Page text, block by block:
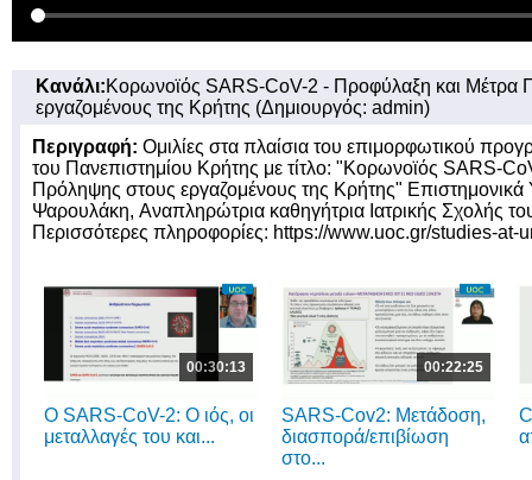
Κανάλι:Κορωνοϊός SARS-CoV-2 - Προφύλαξη και Μέτρα
εργαζομένους της Κρήτης (Δημιουργός: admin)
Περιγραφή: Ομιλίες στα πλαίσια του επιμορφωτικού
του Πανεπιστημίου Κρήτης με τίτλο: "Κορωνοϊός SARS-
Πρόληψης στους εργαζομένους της Κρήτης"
Ψαρουλάκη, Aναπληρώτρια καθηγήτρια Ιατρικής Σχολής
Περισσότερες πληροφορίες: https://www.uoc.gr/studies-
O SARS-CoV-2: Ο ιός, οι
μεταλλαγές του και...
00:30:13
SARS-Cov2: Μετάδοση,
διασπορά/επιβίωση
στο...
00:22:25